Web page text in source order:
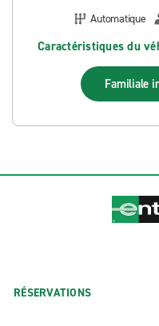
Automatique
Caractéristiques du
Familiale
RÉSERVATIONS